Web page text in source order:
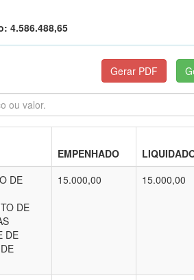
4.586.488,65
EMPENHADO
DE
DE
DE
15.000,00 15.000,00